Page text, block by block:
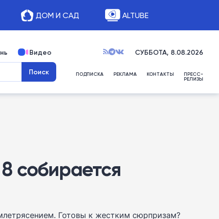
ДОМ И САД ALTUBE
Видео СУББОТА, 8.08.2026
ПОДПИСКА РЕКЛАМА КОНТАКТЫ ПРЕСС-
РЕЛИЗЫ
собирается
Готовы к жестким сюрпризам?